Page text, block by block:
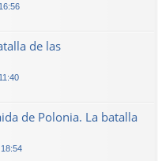
de las
de Polonia. La batalla